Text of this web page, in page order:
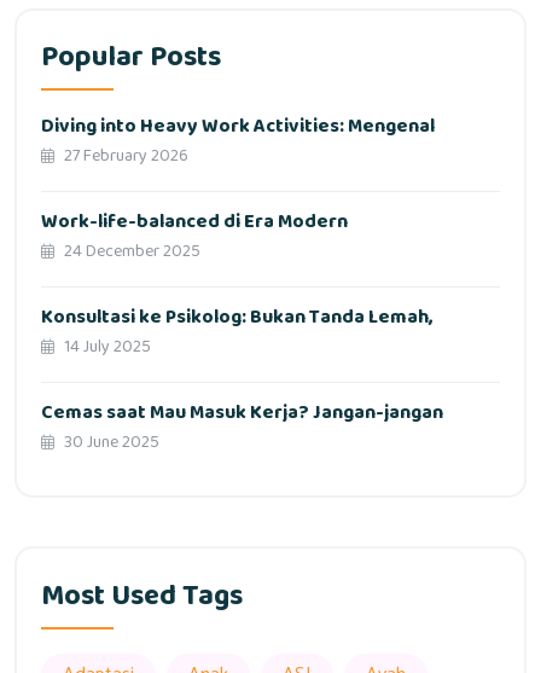
Popular Posts
Diving into Heavy Work Activities: Mengenal
27 February 2026
Work-life-balanced di Era Modern
24 December 2025
Konsultasi ke Psikolog: Bukan Tanda Lemah,
14 July 2025
Cemas saat Mau Masuk Kerja? Jangan-jangan
30 June 2025
Most Used Tags